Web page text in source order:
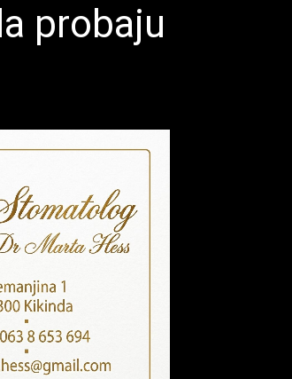
probaju